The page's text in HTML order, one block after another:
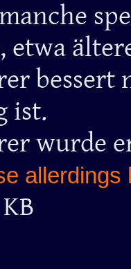
bessert
ist.
wurde
allerdings